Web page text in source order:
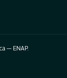
— ENAP.